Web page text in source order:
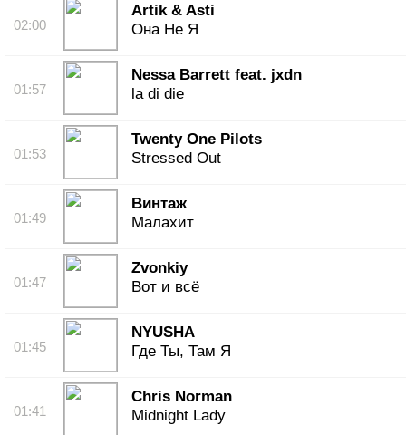
02:00
Artik & Asti
Она Не Я
01:57
Nessa Barrett feat. jxdn
la di die
01:53
Twenty One Pilots
Stressed Out
01:49
Винтаж
Малахит
01:47
Zvonkiy
Вот и всё
01:45
NYUSHA
Где Ты, Там Я
01:41
Chris Norman
Midnight Lady